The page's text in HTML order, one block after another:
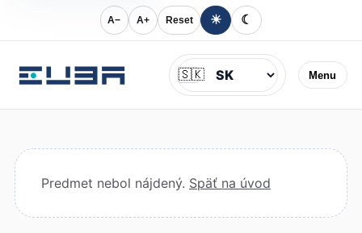
A− A+ Reset ☀ ☾
Menu
Jazyk
🇸🇰
Predmet nebol nájdený. Späť na úvod